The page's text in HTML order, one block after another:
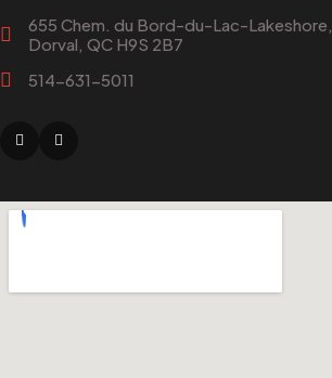
655 Chem. du Bord-du-Lac-Lakeshore,
Dorval, QC H9S 2B7
514-631-5011